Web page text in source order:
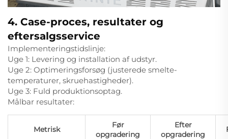
4. Case-proces, resultater og
eftersalgsservice
Implementeringstidslinje:
Uge 1: Levering og installation af udstyr.
Uge 2: Optimeringsforsøg (justerede smelte-
temperaturer, skruehastigheder).
Uge 3: Fuld produktionsoptag.
Målbar resultater:
Metrisk
Før
opgradering
Efter
opgradering